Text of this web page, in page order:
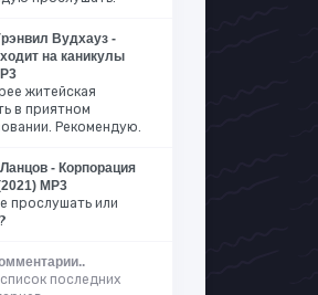
Вудхауз -
на каникулы
житейская
в приятном
Рекомендую.
- Корпорация
MP3
прослушать или
последних